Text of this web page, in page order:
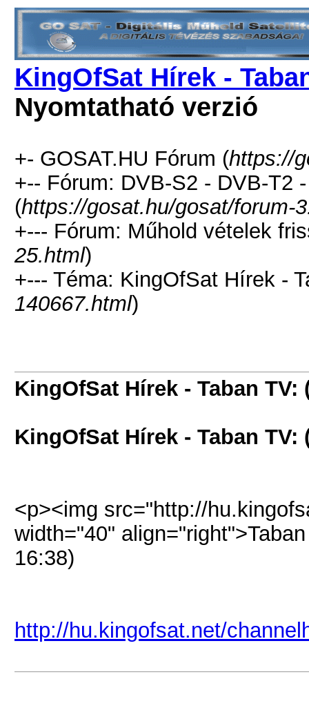
KingOfSat Hírek -
Nyomtatható verzió
+- GOSAT.HU Fórum (https://
+-- Fórum: DVB-S2 - DVB-T2
(https://gosat.hu/gosat/forum-
+--- Fórum: Műhold vételek
25.html)
+--- Téma: KingOfSat Hírek -
140667.html)
KingOfSat Hírek - Taban TV:
KingOfSat Hírek - Taban TV:
<p><img src="http://
width="40"
16:38)
http://hu.kingofsat.net/